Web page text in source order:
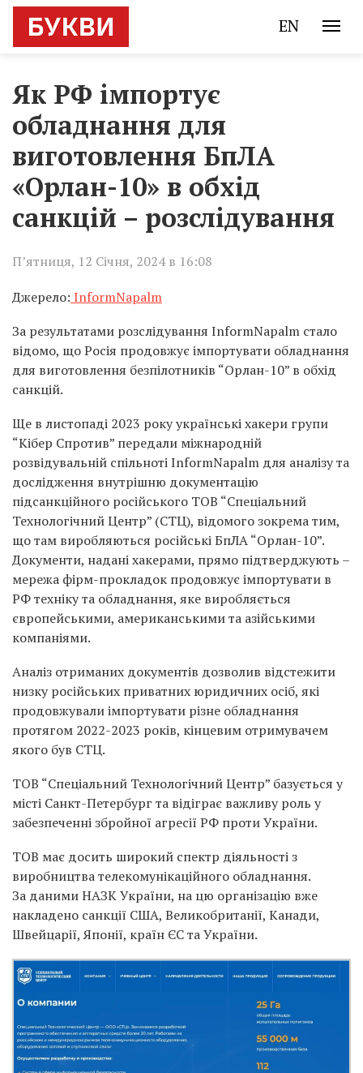
EN
Як РФ імпортує
обладнання для
виготовлення БпЛА
«Орлан-10» в обхід
санкцій – розслідування
П’ятниця, 12 Січня, 2024 в 16:08
Джерело: InformNapalm
За результатами розслідування InformNapalm стало
відомо, що Росія продовжує імпортувати обладнання
для виготовлення безпілотників “Орлан-10” в обхід
санкцій.
Ще в листопаді 2023 року українські хакери групи
“Кібер Спротив” передали міжнародній
розвідувальній спільноті InformNapalm для аналізу та
дослідження внутрішню документацію
підсанкційного російського ТОВ “Спеціальний
Технологічний Центр” (СТЦ), відомого зокрема тим,
що там виробляються російські БпЛА “Орлан-10”.
Документи, надані хакерами, прямо підтверджують –
мережа фірм-прокладок продовжує імпортувати в
РФ техніку та обладнання, яке виробляється
європейськими, американськими та азійськими
компаніями.
Аналіз отриманих документів дозволив відстежити
низку російських приватних юридичних осіб, які
продовжували імпортувати різне обладнання
протягом 2022-2023 років, кінцевим отримувачем
якого був СТЦ.
ТОВ “Спеціальний Технологічний Центр” базується у
місті Санкт-Петербург та відіграє важливу роль у
забезпеченні збройної агресії РФ проти України.
ТОВ має досить широкий спектр діяльності з
виробництва телекомунікаційного обладнання.
За даними НАЗК України, на цю організацію вже
накладено санкції США, Великобританії, Канади,
Швейцарії, Японії, країн ЄС та України.